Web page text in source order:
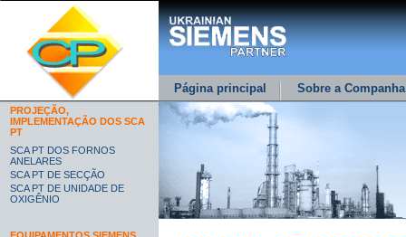
Página principal Sobre a Companha
PROJEÇÃO,
IMPLEMENTAÇÃO DOS SCA
PT
SCA PT DOS FORNOS
ANELARES
SCA PT DE SECÇÃO
SCA PT DE UNIDADE DE
OXIGÊNIO